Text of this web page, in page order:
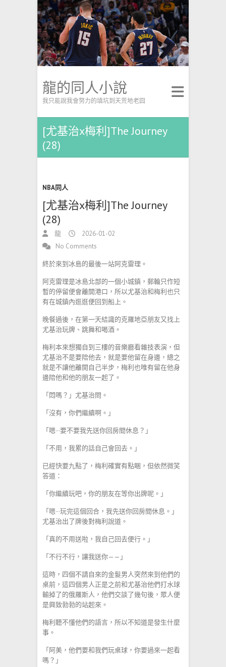
龍的同人小說
我只能說我會努力的填坑到天荒地老囧
[尤基治x梅利]The Journey
(28)
NBA同人
[尤基治x梅利]The Journey
(28)
龍
2026-01-02
No Comments
終於來到冰島的最後一站阿克雷理。
阿克雷理是冰島北部的一個小城鎮，郵輪只作短
暫的停留便會離開港口，所以尤基治和梅利也只
有在城鎮內逛逛便回到船上。
晚餐過後，在第一天結識的克羅地亞朋友又找上
尤基治玩牌、跳舞和喝酒。
梅利本來想獨自到三樓的音樂廳看雜技表演，但
尤基治不是要陪他去，就是要他留在身邊，總之
就是不讓他離開自己半步，梅利也唯有留在他身
邊陪他和他的朋友一起了。
「悶嗎？」尤基治問。
「沒有，你們繼續啊。」
「嗯···要不要我先送你回房間休息？」
「不用，我累的話自己會回去。」
已經快要九點了，梅利確實有點睏，但依然微笑
答道：
「你繼續玩吧，你的朋友在等你出牌呢。」
「嗯···玩完這個回合，我先送你回房間休息。」
尤基治出了牌後對梅利說道。
「真的不用送啦，我自己回去便行。」
「不行不行，讓我送你——」
這時，四個不請自來的金髮男人突然來到他們的
桌前，這四個男人正是之前和尤基治他們打水球
輸掉了的俄羅斯人，他們交談了幾句後，眾人便
是興致勃勃的站起來。
梅利聽不懂他們的語言，所以不知道是發生什麼
事。
「阿美，他們要和我們玩桌球，你要過來一起看
嗎？」